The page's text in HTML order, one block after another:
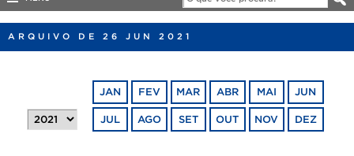
PORTARIAS
ARQUIVO DE 26 JUN 2021
JAN FEV MAR ABR MAI JUN
JUL AGO SET OUT NOV DEZ